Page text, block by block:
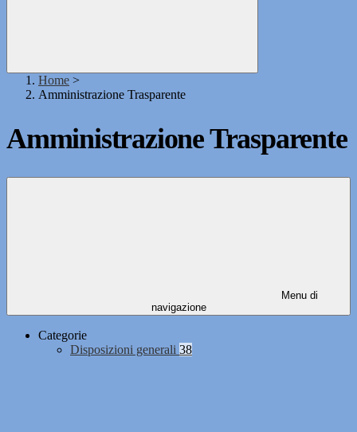
Home >
Amministrazione Trasparente
Amministrazione Trasparente
Menu di
navigazione
Categorie
Disposizioni generali 38